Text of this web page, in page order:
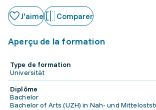
J'aime Comparer
Aperçu de la formation
Type de formation
Universität
Diplôme
Bachelor
Bachelor of Arts (UZH) in Nah- und